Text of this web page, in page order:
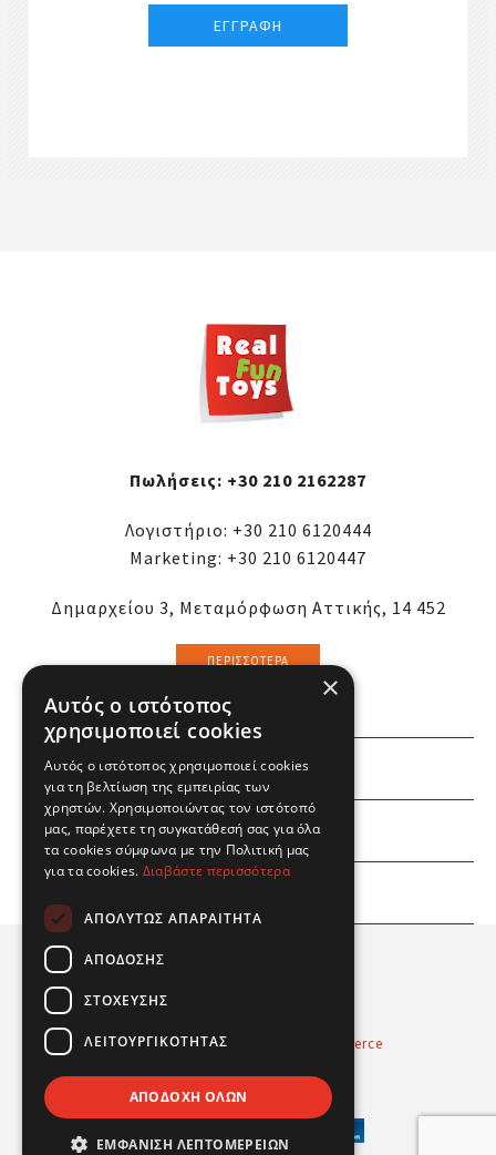
Πωλήσεις: +30 210 2162287
Λογιστήριο: +30 210 6120444
Marketing: +30 210 6120447
Δημαρχείου 3, Μεταμόρφωση Αττικής, 14 452
ΠΕΡΙΣΣΌΤΕΡΑ
ΕΜΕΙΣ
ΕΣΕΙΣ
Powered byRadicode
nopCommerce
×
Αυτός ο ιστότοπος
χρησιμοποιεί cookies
Αυτός ο ιστότοπος χρησιμοποιεί cookies
για τη βελτίωση της εμπειρίας των
χρηστών. Χρησιμοποιώντας τον ιστότοπό
μας, παρέχετε τη συγκατάθεσή σας για όλα
τα cookies σύμφωνα με την Πολιτική μας
για τα cookies. Διαβάστε περισσότερα
ΑΠΟΛΎΤΩΣ ΑΠΑΡΑΊΤΗΤΑ
ΑΠΌΔΟΣΗΣ
ΣΤΌΧΕΥΣΗΣ
ΛΕΙΤΟΥΡΓΙΚΌΤΗΤΑΣ
ΑΠΟΔΟΧΉ ΌΛΩΝ
ΕΜΦΆΝΙΣΗ ΛΕΠΤΟΜΕΡΕΙΏΝ